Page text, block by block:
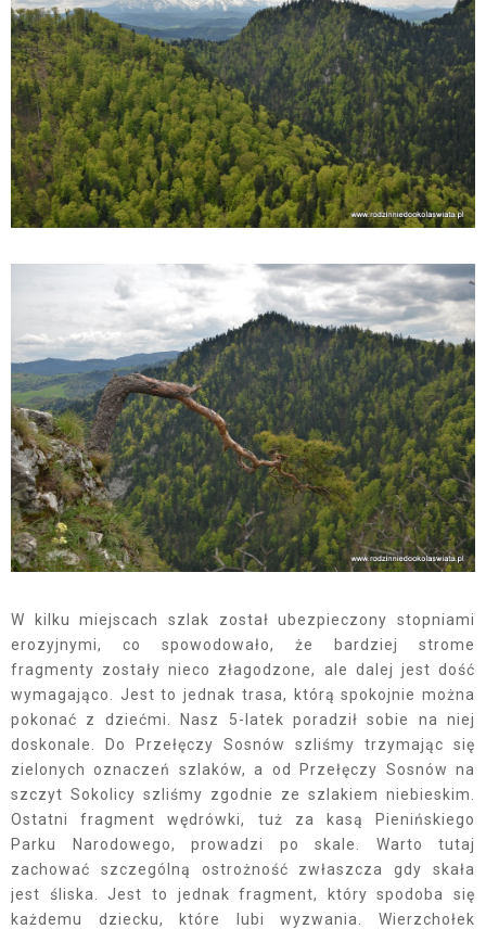
W kilku miejscach szlak został ubezpieczony stopniami
erozyjnymi, co spowodowało, że bardziej strome
fragmenty zostały nieco złagodzone, ale dalej jest dość
wymagająco. Jest to jednak trasa, którą spokojnie można
pokonać z dziećmi. Nasz 5-latek poradził sobie na niej
doskonale. Do Przełęczy Sosnów szliśmy trzymając się
zielonych oznaczeń szlaków, a od Przełęczy Sosnów na
szczyt Sokolicy szliśmy zgodnie ze szlakiem niebieskim.
Ostatni fragment wędrówki, tuż za kasą Pienińskiego
Parku Narodowego, prowadzi po skale. Warto tutaj
zachować szczególną ostrożność zwłaszcza gdy skała
jest śliska. Jest to jednak fragment, który spodoba się
każdemu dziecku, które lubi wyzwania. Wierzchołek